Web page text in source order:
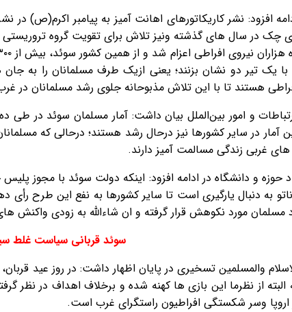
افزود: نشر کاریکاتورهای اهانت آمیز به پیامبر اکرم(ص) در
چک در سال های گذشته ونیز تلاش برای تقویت گروه
یک تیر دو نشان بزنند؛ یعنی ازیک طرف مسلمانان را به جان
هستند تا با این تلاش مذبوحانه جلوی رشد مسلمانان در
و امور بین‌الملل بیان داشت: آمار مسلمان سوئد در طی
آمار در سایر کشورها نیز درحال رشد هستند؛ درحالی که
غربی زندگی مسالمت آمیز دارند.
حوزه و دانشگاه در ادامه افزود: اینکه دولت سوئد با مجوز
به دنبال یارگیری است تا سایر کشورها به نفع این طرح
مسلمان مورد نکوهش قرار گرفته و ان شاءالله به زودی واکنش
سوئد قربانی سیاست غلط
والمسلمین تسخیری در پایان اظهار داشت: در روز عید
از نظرما این بازی ها کهنه شده و برخلاف اهداف در نظر
اروپا وسر شکستگی افراطیون راستگرای غرب است.